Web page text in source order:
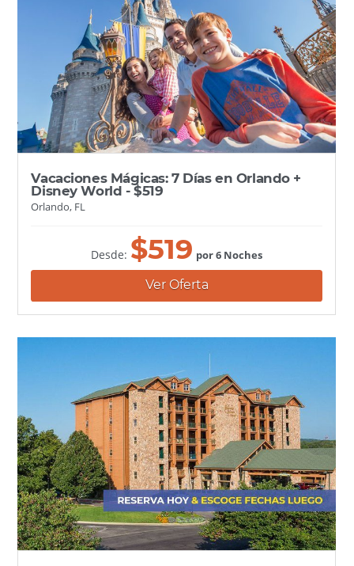
Vacaciones Mágicas: 7 Días en Orlando +
Disney World - $519
Orlando, FL
Desde: $519 por 6 Noches
Ver Oferta